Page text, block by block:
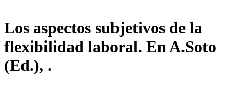
Los aspectos subjetivos de la
flexibilidad laboral. En A.Soto
(Ed.), .